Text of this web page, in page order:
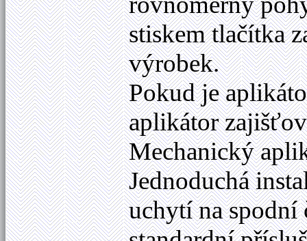
stiskem tlačítka
výrobek.
Pokud je
aplikátor
Mechanický
Jednoduchá
uchytí na spodní